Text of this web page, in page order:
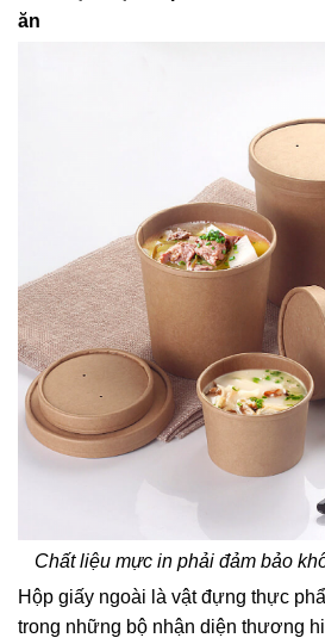
ăn
Chất liệu mực in phải đảm bảo
Hộp giấy ngoài là vật đựng thực
trong những bộ nhận diện thương